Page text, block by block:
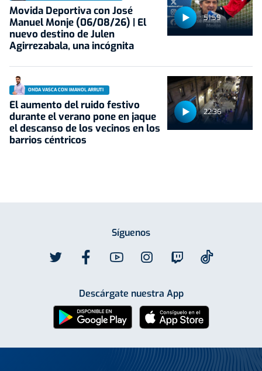
51:59
Movida Deportiva con José
Manuel Monje (06/08/26) | El
nuevo destino de Julen
Agirrezabala, una incógnita
22:36
ONDA VASCA CON IMANOL ARRUTI
El aumento del ruido festivo
durante el verano pone en jaque
el descanso de los vecinos en los
barrios céntricos
Síguenos
Descárgate nuestra App